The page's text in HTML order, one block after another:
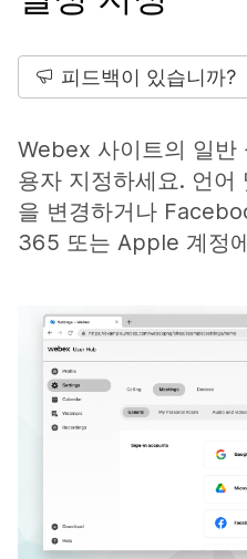
피드백이 있습니까?
Webex 사이트의 일반
용자 지정하세요. 언어
을 변경하거나
365 또는 Apple 계정